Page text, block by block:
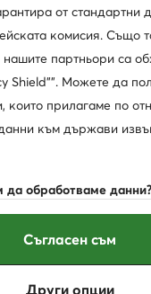
от стандартни
комисия. Също
партньори са
Shield"". Можете да
които прилагаме по
към държави
да обработваме данни?
Kisielin - Nowa 9, 66-
Други опции
Съгласен съм